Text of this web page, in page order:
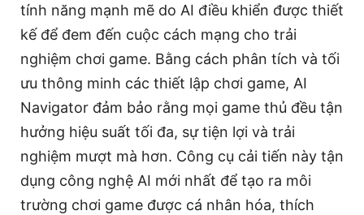
tính năng mạnh mẽ do AI điều khiển được thiết
kế để đem đến cuộc cách mạng cho trải
nghiệm chơi game. Bằng cách phân tích và tối
ưu thông minh các thiết lập chơi game, AI
Navigator đảm bảo rằng mọi game thủ đều tận
hưởng hiệu suất tối đa, sự tiện lợi và trải
nghiệm mượt mà hơn. Công cụ cải tiến này tận
dụng công nghệ AI mới nhất để tạo ra môi
trường chơi game được cá nhân hóa, thích